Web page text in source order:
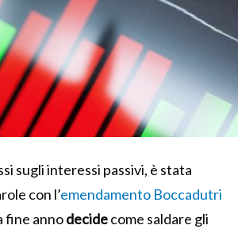
sugli interessi passivi, è stata
con l’emendamento Boccadutri
fine annodecidecome saldare gli